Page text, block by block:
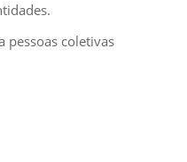
pessoas coletivas